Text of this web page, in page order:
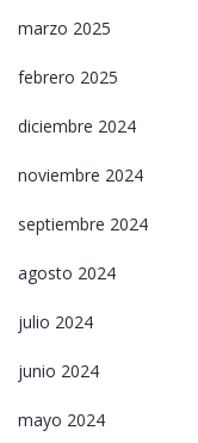
marzo 2025
febrero 2025
diciembre 2024
noviembre 2024
septiembre 2024
agosto 2024
julio 2024
junio 2024
mayo 2024